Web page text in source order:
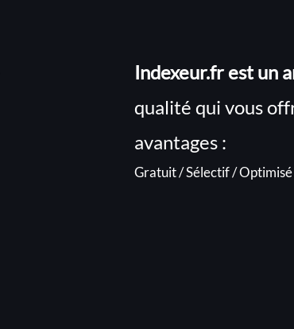
Indexeur.fr est un
qualité qui vous
avantages :
Gratuit / Sélectif /